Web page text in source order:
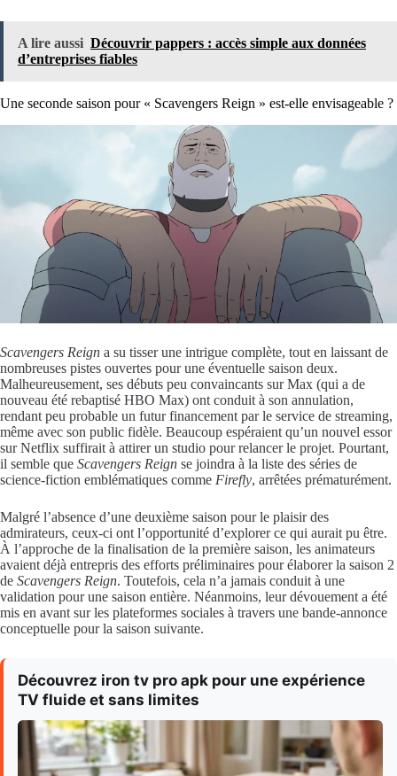
A lire aussi Découvrir pappers : accès simple aux données
d’entreprises fiables
Une seconde saison pour « Scavengers Reign » est-elle envisageable ?
Scavengers Reign a su tisser une intrigue complète, tout en laissant de
nombreuses pistes ouvertes pour une éventuelle saison deux.
Malheureusement, ses débuts peu convaincants sur Max (qui a de
nouveau été rebaptisé HBO Max) ont conduit à son annulation,
rendant peu probable un futur financement par le service de streaming,
même avec son public fidèle. Beaucoup espéraient qu’un nouvel essor
sur Netflix suffirait à attirer un studio pour relancer le projet. Pourtant,
il semble que Scavengers Reign se joindra à la liste des séries de
science-fiction emblématiques comme Firefly, arrêtées prématurément.
Malgré l’absence d’une deuxième saison pour le plaisir des
admirateurs, ceux-ci ont l’opportunité d’explorer ce qui aurait pu être.
À l’approche de la finalisation de la première saison, les animateurs
avaient déjà entrepris des efforts préliminaires pour élaborer la saison 2
de Scavengers Reign. Toutefois, cela n’a jamais conduit à une
validation pour une saison entière. Néanmoins, leur dévouement a été
mis en avant sur les plateformes sociales à travers une bande-annonce
conceptuelle pour la saison suivante.
Découvrez iron tv pro apk pour une expérience
TV fluide et sans limites